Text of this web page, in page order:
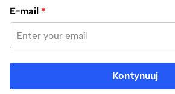
Zresetuj hasło za pomocą adresu e-mail
E-mail*
Kontynuuj